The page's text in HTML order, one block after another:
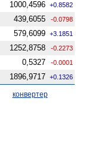
1000,4596 +0.8582
439,6055 -0.0798
579,6099 +3.1851
1252,8758 -0.2273
0,5327 -0.0001
1896,9717 +0.1326
конвертер